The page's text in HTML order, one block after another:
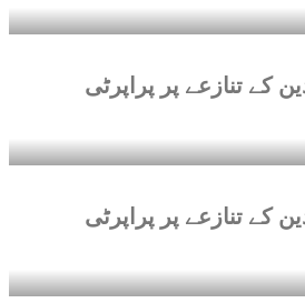
کے تنازعے پر پراپرٹی
کے تنازعے پر پراپرٹی